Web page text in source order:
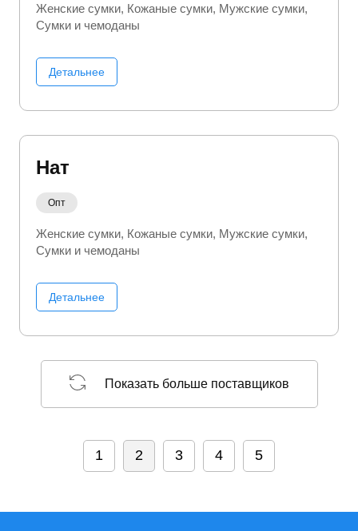
Женские сумки Кожаные сумки Мужские сумки
Сумки и чемоданы
Детальнее
Нат
Опт
Женские сумки Кожаные сумки Мужские сумки
Сумки и чемоданы
Детальнее
Показать больше поставщиков
1 2 3 4 5